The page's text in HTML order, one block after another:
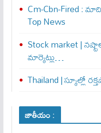
Cm-Cbn-Fired :
Top News
Stock market |
మార్కెట్లు…
Thailand | స్కూల్లో
జాతీయం :